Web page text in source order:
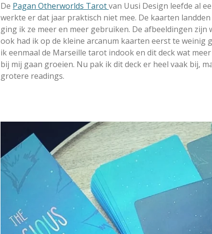
De Pagan Otherworlds Tarotvan Uusi Design leefde al
werkte er dat jaar praktisch niet mee. De kaarten
ging ik ze meer en meer gebruiken. De afbeeldingen
ook had ik op de kleine arcanum kaarten eerst te weinig
ik eenmaal de Marseille tarot indook en dit deck wat
bij mij gaan groeien. Nu pak ik dit deck er heel vaak bij,
grotere readings.